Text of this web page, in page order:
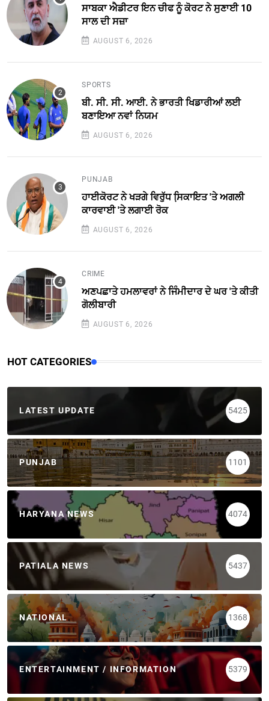
ਸਾਬਕਾ ਐਡੀਟਰ ਇਨ ਚੀਫ ਨੂੰ ਕੋਰਟ ਨੇ ਸੁਣਾਈ 10
ਸਾਲ ਦੀ ਸਜ਼ਾ
AUGUST 6, 2026
SPORTS
ਬੀ. ਸੀ. ਸੀ. ਆਈ. ਨੇ ਭਾਰਤੀ ਖਿਡਾਰੀਆਂ ਲਈ
ਬਣਾਇਆ ਨਵਾਂ ਨਿਯਮ
AUGUST 6, 2026
PUNJAB
ਹਾਈਕੋਰਟ ਨੇ ਖੜਗੇ ਵਿਰੁੱਧ ਸਿ਼ਕਾਇਤ 'ਤੇ ਅਗਲੀ
ਕਾਰਵਾਈ 'ਤੇ ਲਗਾਈ ਰੋਕ
AUGUST 6, 2026
CRIME
ਅਣਪਛਾਤੇ ਹਮਲਾਵਰਾਂ ਨੇ ਜਿੰਮੀਦਾਰ ਦੇ ਘਰ 'ਤੇ ਕੀਤੀ
ਗੋਲੀਬਾਰੀ
AUGUST 6, 2026
HOT CATEGORIES
LATEST UPDATE 5425
PUNJAB 1101
HARYANA NEWS 4074
PATIALA NEWS 5437
NATIONAL 1368
ENTERTAINMENT / INFORMATION 5379